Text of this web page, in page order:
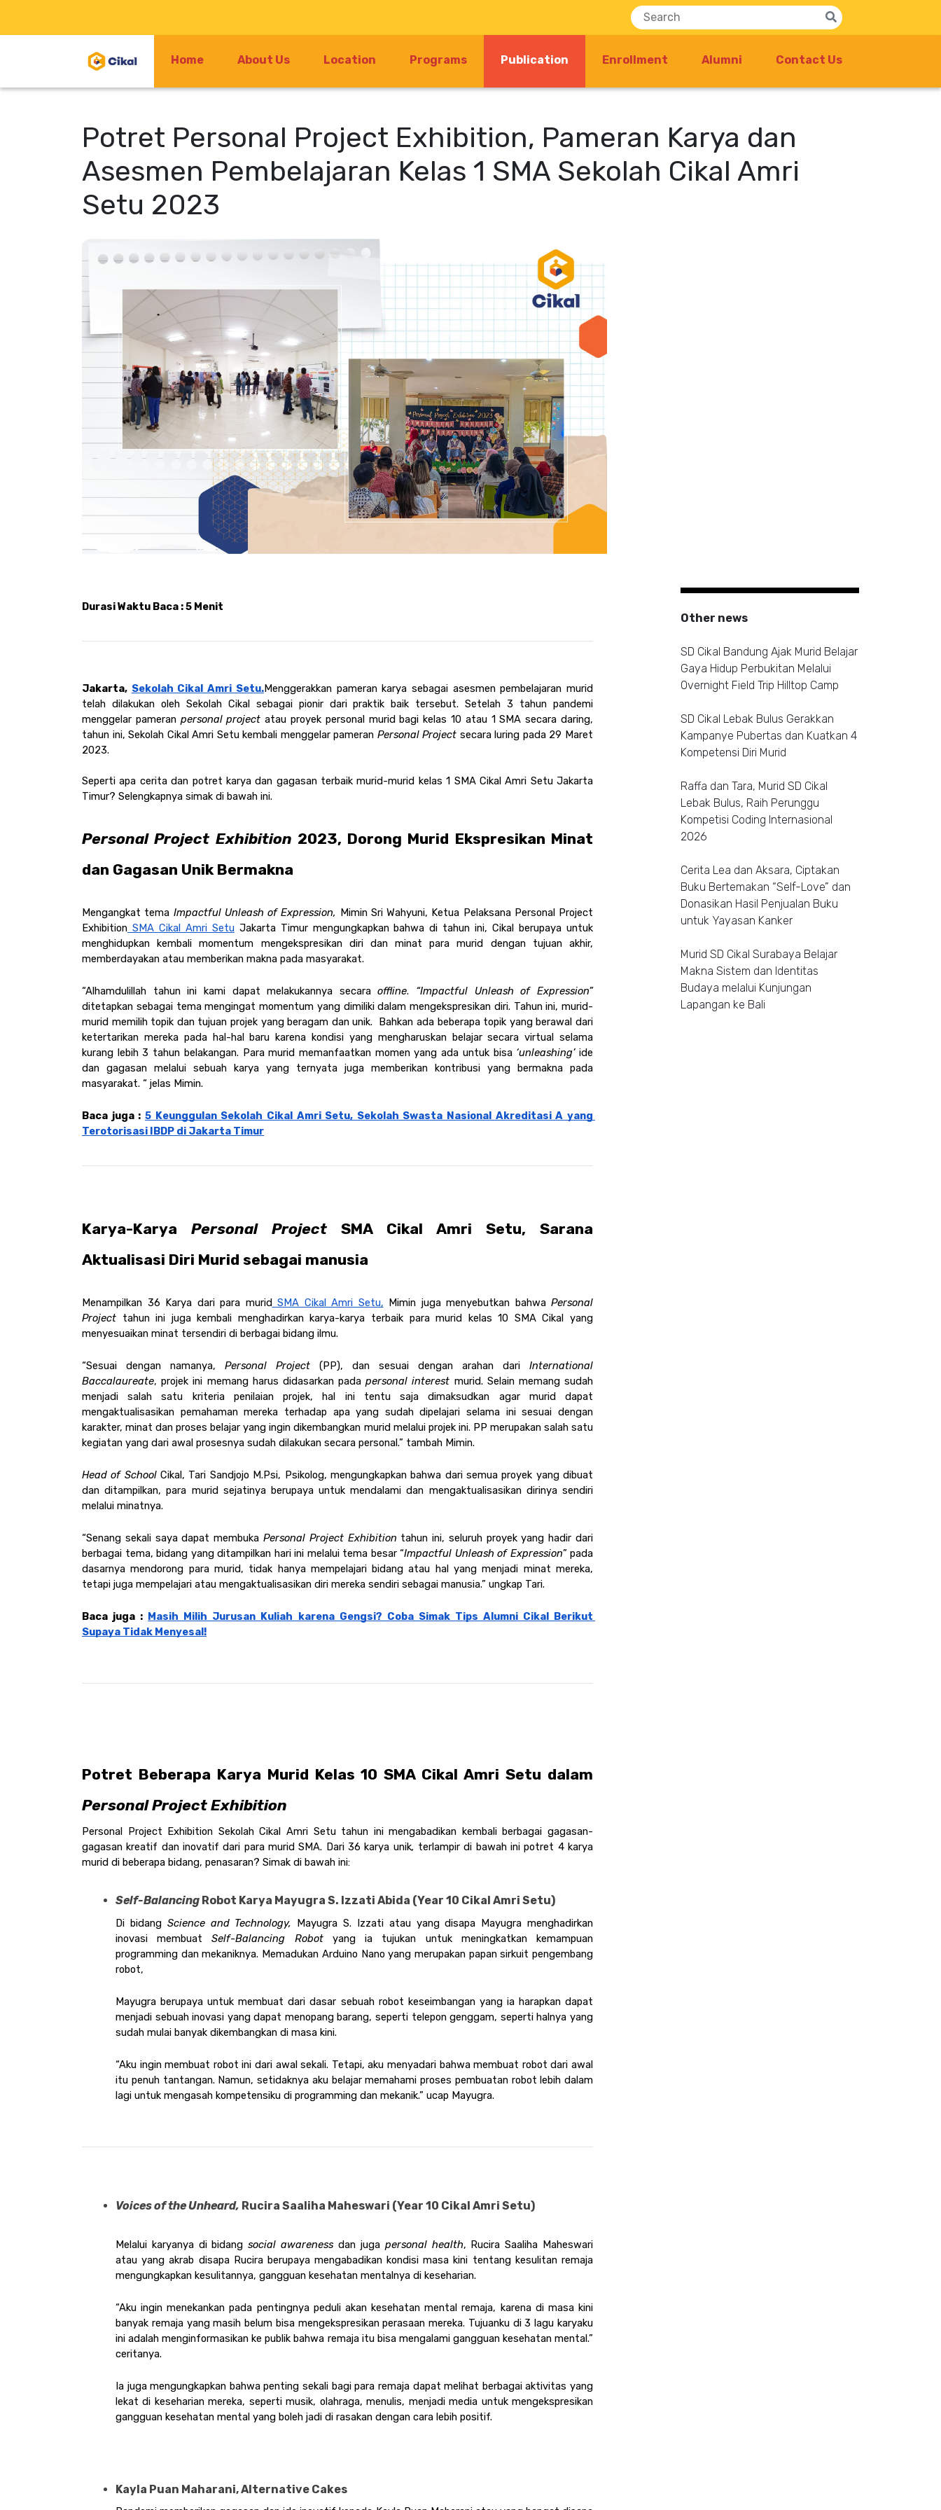
Home About Us Location Programs Publication (current)Enrollment Alumni Contact Us
Potret Personal Project Exhibition, Pameran Karya dan
Asesmen Pembelajaran Kelas 1 SMA Sekolah Cikal Amri
Setu 2023
Durasi Waktu Baca : 5 Menit
Jakarta, Sekolah Cikal Amri Setu.Menggerakkan pameran karya sebagai asesmen pembelajaran murid
telah dilakukan oleh Sekolah Cikal sebagai pionir dari praktik baik tersebut. Setelah 3 tahun pandemi
menggelar pameran personal project atau proyek personal murid bagi kelas 10 atau 1 SMA secara daring,
tahun ini, Sekolah Cikal Amri Setu kembali menggelar pameran Personal Project secara luring pada 29 Maret
2023.
Seperti apa cerita dan potret karya dan gagasan terbaik murid-murid kelas 1 SMA Cikal Amri Setu Jakarta
Timur? Selengkapnya simak di bawah ini.
Personal Project Exhibition 2023, Dorong Murid Ekspresikan Minat
dan Gagasan Unik Bermakna
Mengangkat tema Impactful Unleash of Expression, Mimin Sri Wahyuni, Ketua Pelaksana Personal Project
Exhibition SMA Cikal Amri Setu Jakarta Timur mengungkapkan bahwa di tahun ini, Cikal berupaya untuk
menghidupkan kembali momentum mengekspresikan diri dan minat para murid dengan tujuan akhir,
memberdayakan atau memberikan makna pada masyarakat.
“Alhamdulillah tahun ini kami dapat melakukannya secara offline. “Impactful Unleash of Expression”
ditetapkan sebagai tema mengingat momentum yang dimiliki dalam mengekspresikan diri. Tahun ini, murid-
murid memilih topik dan tujuan projek yang beragam dan unik.  Bahkan ada beberapa topik yang berawal dari
ketertarikan mereka pada hal-hal baru karena kondisi yang mengharuskan belajar secara virtual selama
kurang lebih 3 tahun belakangan. Para murid memanfaatkan momen yang ada untuk bisa ‘unleashing’ ide
dan gagasan melalui sebuah karya yang ternyata juga memberikan kontribusi yang bermakna pada
masyarakat. “ jelas Mimin.
Baca juga : 5 Keunggulan Sekolah Cikal Amri Setu, Sekolah Swasta Nasional Akreditasi A yang
Terotorisasi IBDP di Jakarta Timur
Karya-Karya Personal Project SMA Cikal Amri Setu, Sarana
Aktualisasi Diri Murid sebagai manusia
Menampilkan 36 Karya dari para murid SMA Cikal Amri Setu, Mimin juga menyebutkan bahwa Personal
Project tahun ini juga kembali menghadirkan karya-karya terbaik para murid kelas 10 SMA Cikal yang
menyesuaikan minat tersendiri di berbagai bidang ilmu.
“Sesuai dengan namanya, Personal Project (PP), dan sesuai dengan arahan dari International
Baccalaureate, projek ini memang harus didasarkan pada personal interest murid. Selain memang sudah
menjadi salah satu kriteria penilaian projek, hal ini tentu saja dimaksudkan agar murid dapat
mengaktualisasikan pemahaman mereka terhadap apa yang sudah dipelajari selama ini sesuai dengan
karakter, minat dan proses belajar yang ingin dikembangkan murid melalui projek ini. PP merupakan salah satu
kegiatan yang dari awal prosesnya sudah dilakukan secara personal.” tambah Mimin.
Head of School Cikal, Tari Sandjojo M.Psi, Psikolog, mengungkapkan bahwa dari semua proyek yang dibuat
dan ditampilkan, para murid sejatinya berupaya untuk mendalami dan mengaktualisasikan dirinya sendiri
melalui minatnya.
“Senang sekali saya dapat membuka Personal Project Exhibition tahun ini, seluruh proyek yang hadir dari
berbagai tema, bidang yang ditampilkan hari ini melalui tema besar “Impactful Unleash of Expression” pada
dasarnya mendorong para murid, tidak hanya mempelajari bidang atau hal yang menjadi minat mereka,
tetapi juga mempelajari atau mengaktualisasikan diri mereka sendiri sebagai manusia.” ungkap Tari.
Baca juga : Masih Milih Jurusan Kuliah karena Gengsi? Coba Simak Tips Alumni Cikal Berikut
Supaya Tidak Menyesal!
Personal Project Exhibition
Personal Project Exhibition Sekolah Cikal Amri Setu tahun ini mengabadikan kembali berbagai gagasan-
gagasan kreatif dan inovatif dari para murid SMA. Dari 36 karya unik, terlampir di bawah ini potret 4 karya
murid di beberapa bidang, penasaran? Simak di bawah ini:
Self-Balancing Robot Karya Mayugra S. Izzati Abida (Year 10 Cikal Amri Setu)
Di bidang Science and Technology, Mayugra S. Izzati atau yang disapa Mayugra menghadirkan
inovasi membuat Self-Balancing Robot yang ia tujukan untuk meningkatkan kemampuan
programming dan mekaniknya. Memadukan Arduino Nano yang merupakan papan sirkuit pengembang
robot,
Mayugra berupaya untuk membuat dari dasar sebuah robot keseimbangan yang ia harapkan dapat
menjadi sebuah inovasi yang dapat menopang barang, seperti telepon genggam, seperti halnya yang
sudah mulai banyak dikembangkan di masa kini.
“Aku ingin membuat robot ini dari awal sekali. Tetapi, aku menyadari bahwa membuat robot dari awal
itu penuh tantangan. Namun, setidaknya aku belajar memahami proses pembuatan robot lebih dalam
lagi untuk mengasah kompetensiku di programming dan mekanik.” ucap Mayugra.
Voices of the Unheard, Rucira Saaliha Maheswari (Year 10 Cikal Amri Setu)
Melalui karyanya di bidang social awareness dan juga personal health, Rucira Saaliha Maheswari
atau yang akrab disapa Rucira berupaya mengabadikan kondisi masa kini tentang kesulitan remaja
mengungkapkan kesulitannya, gangguan kesehatan mentalnya di keseharian.
“Aku ingin menekankan pada pentingnya peduli akan kesehatan mental remaja, karena di masa kini
banyak remaja yang masih belum bisa mengekspresikan perasaan mereka. Tujuanku di 3 lagu karyaku
ini adalah menginformasikan ke publik bahwa remaja itu bisa mengalami gangguan kesehatan mental.”
ceritanya.
Ia juga mengungkapkan bahwa penting sekali bagi para remaja dapat melihat berbagai aktivitas yang
lekat di keseharian mereka, seperti musik, olahraga, menulis, menjadi media untuk mengekspresikan
gangguan kesehatan mental yang boleh jadi di rasakan dengan cara lebih positif.
Kayla Puan Maharani, Alternative Cakes
Other news
SD Cikal Bandung Ajak Murid Belajar
Gaya Hidup Perbukitan Melalui
Overnight Field Trip Hilltop Camp
SD Cikal Lebak Bulus Gerakkan
Kampanye Pubertas dan Kuatkan 4
Kompetensi Diri Murid
Raffa dan Tara, Murid SD Cikal
Lebak Bulus, Raih Perunggu
Kompetisi Coding Internasional
2026
Cerita Lea dan Aksara, Ciptakan
Buku Bertemakan “Self-Love” dan
Donasikan Hasil Penjualan Buku
untuk Yayasan Kanker
Murid SD Cikal Surabaya Belajar
Makna Sistem dan Identitas
Budaya melalui Kunjungan
Lapangan ke Bali